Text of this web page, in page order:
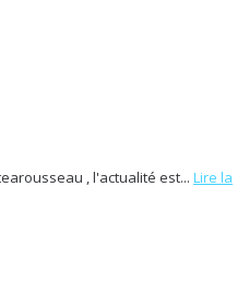
, l'actualité est... Lire la